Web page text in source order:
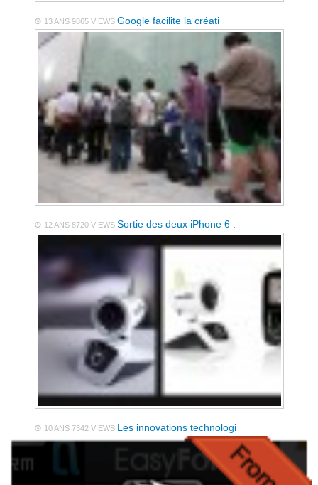
13 ANS9865 VIEWSGoogle facilite la créati
12 ANS8720 VIEWSSortie des deux iPhone 6 :
10 ANS7342 VIEWS Les innovations technologi